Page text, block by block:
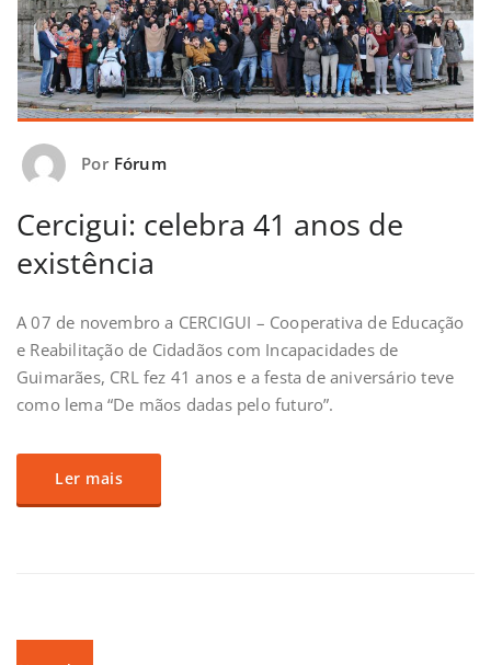
Por Fórum
Cercigui: celebra 41 anos de
existência
A 07 de novembro a CERCIGUI – Cooperativa de Educação
e Reabilitação de Cidadãos com Incapacidades de
Guimarães, CRL fez 41 anos e a festa de aniversário teve
como lema “De mãos dadas pelo futuro”.
Ler mais